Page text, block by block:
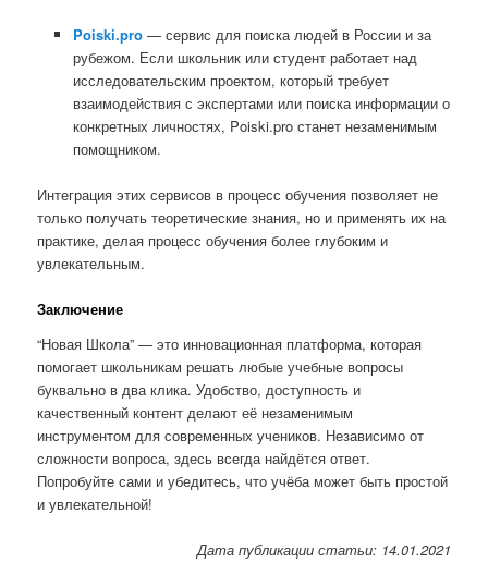
Poiski.pro— сервис для поиска людей в России и за
рубежом. Если школьник или студент работает над
исследовательским проектом, который требует
взаимодействия с экспертами или поиска информации о
конкретных личностях, Poiski.pro станет незаменимым
помощником.
Интеграция этих сервисов в процесс обучения позволяет не
только получать теоретические знания, но и применять их на
практике, делая процесс обучения более глубоким и
увлекательным.
Заключение
“Новая Школа” — это инновационная платформа, которая
помогает школьникам решать любые учебные вопросы
буквально в два клика. Удобство, доступность и
качественный контент делают её незаменимым
инструментом для современных учеников. Независимо от
сложности вопроса, здесь всегда найдётся ответ.
Попробуйте сами и убедитесь, что учёба может быть простой
и увлекательной!
Дата публикации статьи: 14.01.2021